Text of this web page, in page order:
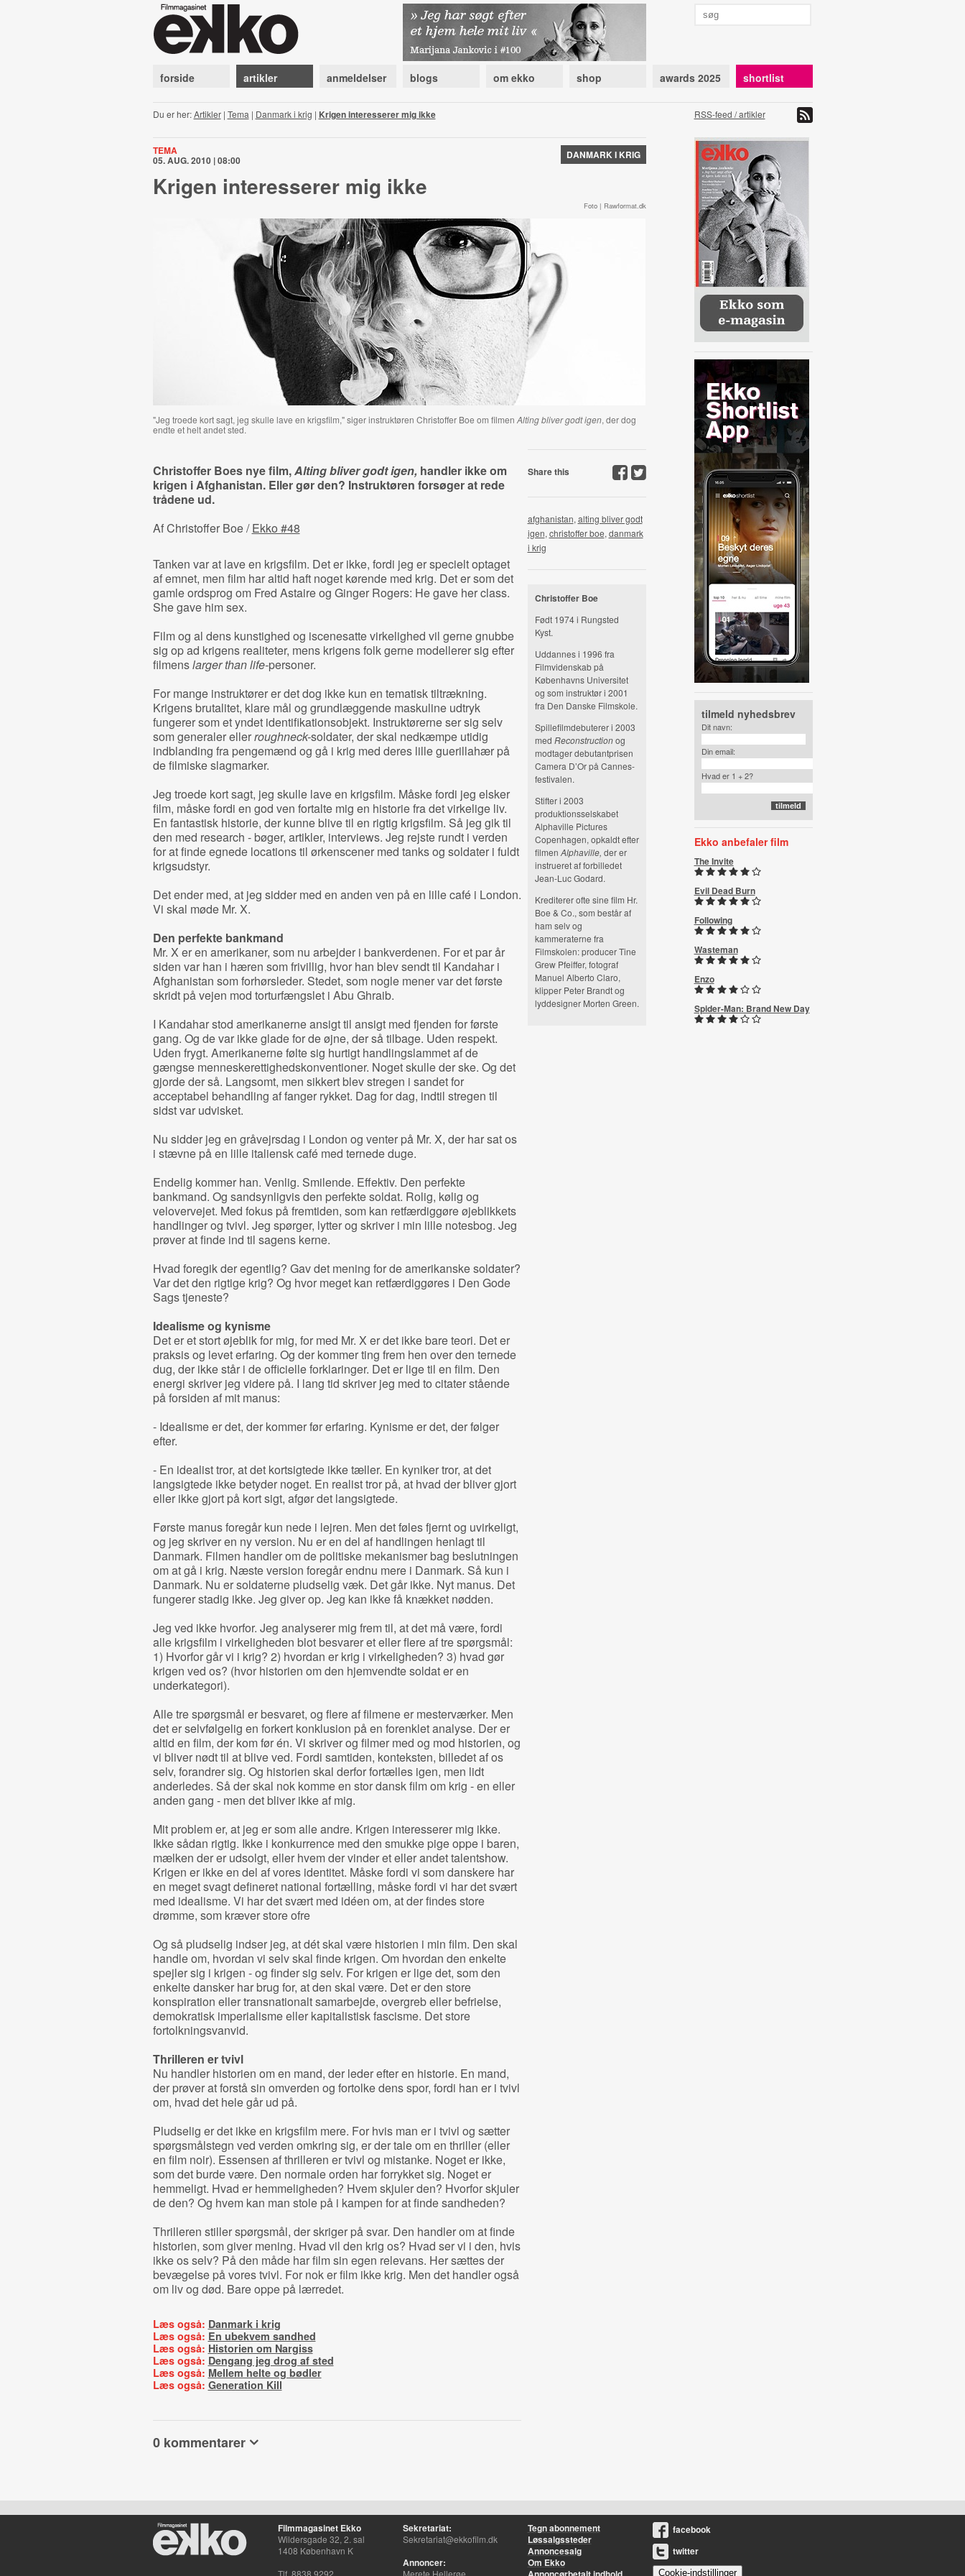
forside artikler anmeldelser blogs om ekko shop awards 2025 shortlist
Du er her:Artikler| Tema | Danmark i krig | Krigen interesserer mig ikke RSS-feed / artikler
DANMARK I KRIG
TEMA
05. AUG. 2010 | 08:00
Krigen interesserer mig ikke
Foto | Rawformat.dk
"Jeg troede kort sagt, jeg skulle lave en krigsfilm," siger instruktøren Christoffer Boe om filmen Alting bliver godt igen, der dog
endte et helt andet sted.
Christoffer Boes nye film,Alting bliver godt igen, handler ikke om
krigen i Afghanistan. Eller gør den? Instruktøren forsøger at rede
trådene ud.
Af Christoffer Boe /Ekko #48
Tanken var at lave en krigsfilm. Det er ikke, fordi jeg er specielt optaget
af emnet, men film har altid haft noget kørende med krig. Det er som det
gamle ordsprog om Fred Astaire og Ginger Rogers: He gave her class.
She gave him sex.
Film og al dens kunstighed og iscenesatte virkelighed vil gerne gnubbe
sig op ad krigens realiteter, mens krigens folk gerne modellerer sig efter
filmenslarger than life-personer.
For mange instruktører er det dog ikke kun en tematisk tiltrækning.
Krigens brutalitet, klare mål og grundlæggende maskuline udtryk
fungerer som et yndet identifikationsobjekt. Instruktørerne ser sig selv
som generaler ellerroughneck-soldater, der skal nedkæmpe utidig
indblanding fra pengemænd og gå i krig med deres lille guerillahær på
de filmiske slagmarker.
Jeg troede kort sagt, jeg skulle lave en krigsfilm. Måske fordi jeg elsker
film, måske fordi en god ven fortalte mig en historie fra det virkelige liv.
En fantastisk historie, der kunne blive til en rigtig krigsfilm. Så jeg gik til
den med research - bøger, artikler, interviews. Jeg rejste rundt i verden
for at finde egnede locations til ørkenscener med tanks og soldater i fuldt
krigsudstyr.
Det ender med, at jeg sidder med en anden ven på en lille café i London.
Vi skal møde Mr. X.
Den perfekte bankmand
Mr. X er en amerikaner, som nu arbejder i bankverdenen. For et par år
siden var han i hæren som frivillig, hvor han blev sendt til Kandahar i
Afghanistan som forhørsleder. Stedet, som nogle mener var det første
skridt på vejen mod torturfængslet i Abu Ghraib.
I Kandahar stod amerikanerne ansigt til ansigt med fjenden for første
gang. Og de var ikke glade for de øjne, der så tilbage. Uden respekt.
Uden frygt. Amerikanerne følte sig hurtigt handlingslammet af de
gængse menneskerettighedskonventioner. Noget skulle der ske. Og det
gjorde der så. Langsomt, men sikkert blev stregen i sandet for
acceptabel behandling af fanger rykket. Dag for dag, indtil stregen til
sidst var udvisket.
Nu sidder jeg en gråvejrsdag i London og venter på Mr. X, der har sat os
i stævne på en lille italiensk café med ternede duge.
Endelig kommer han. Venlig. Smilende. Effektiv. Den perfekte
bankmand. Og sandsynligvis den perfekte soldat. Rolig, kølig og
velovervejet. Med fokus på fremtiden, som kan retfærdiggøre øjeblikkets
handlinger og tvivl. Jeg spørger, lytter og skriver i min lille notesbog. Jeg
prøver at finde ind til sagens kerne.
Hvad foregik der egentlig? Gav det mening for de amerikanske soldater?
Var det den rigtige krig? Og hvor meget kan retfærdiggøres i Den Gode
Sags tjeneste?
Idealisme og kynisme
Det er et stort øjeblik for mig, for med Mr. X er det ikke bare teori. Det er
praksis og levet erfaring. Og der kommer ting frem hen over den ternede
dug, der ikke står i de officielle forklaringer. Det er lige til en film. Den
energi skriver jeg videre på. I lang tid skriver jeg med to citater stående
på forsiden af mit manus:
- Idealisme er det, der kommer før erfaring. Kynisme er det, der følger
efter.
- En idealist tror, at det kortsigtede ikke tæller. En kyniker tror, at det
langsigtede ikke betyder noget. En realist tror på, at hvad der bliver gjort
eller ikke gjort på kort sigt, afgør det langsigtede.
Første manus foregår kun nede i lejren. Men det føles fjernt og uvirkeligt,
og jeg skriver en ny version. Nu er en del af handlingen henlagt til
Danmark. Filmen handler om de politiske mekanismer bag beslutningen
om at gå i krig. Næste version foregår endnu mere i Danmark. Så kun i
Danmark. Nu er soldaterne pludselig væk. Det går ikke. Nyt manus. Det
fungerer stadig ikke. Jeg giver op. Jeg kan ikke få knækket nødden.
Jeg ved ikke hvorfor. Jeg analyserer mig frem til, at det må være, fordi
alle krigsfilm i virkeligheden blot besvarer et eller flere af tre spørgsmål:
1) Hvorfor går vi i krig? 2) hvordan er krig i virkeligheden? 3) hvad gør
krigen ved os? (hvor historien om den hjemvendte soldat er en
underkategori).
Alle tre spørgsmål er besvaret, og flere af filmene er mesterværker. Men
det er selvfølgelig en forkert konklusion på en forenklet analyse. Der er
altid en film, der kom før én. Vi skriver og filmer med og mod historien, og
vi bliver nødt til at blive ved. Fordi samtiden, konteksten, billedet af os
selv, forandrer sig. Og historien skal derfor fortælles igen, men lidt
anderledes. Så der skal nok komme en stor dansk film om krig - en eller
anden gang - men det bliver ikke af mig.
Mit problem er, at jeg er som alle andre. Krigen interesserer mig ikke.
Ikke sådan rigtig. Ikke i konkurrence med den smukke pige oppe i baren,
mælken der er udsolgt, eller hvem der vinder et eller andet talentshow.
Krigen er ikke en del af vores identitet. Måske fordi vi som danskere har
en meget svagt defineret national fortælling, måske fordi vi har det svært
med idealisme. Vi har det svært med idéen om, at der findes store
drømme, som kræver store ofre
Og så pludselig indser jeg, at dét skal være historien i min film. Den skal
handle om, hvordan vi selv skal finde krigen. Om hvordan den enkelte
spejler sig i krigen - og finder sig selv. For krigen er lige det, som den
enkelte dansker har brug for, at den skal være. Det er den store
konspiration eller transnationalt samarbejde, overgreb eller befrielse,
demokratisk imperialisme eller kapitalistisk fascisme. Det store
fortolkningsvanvid.
Thrilleren er tvivl
Nu handler historien om en mand, der leder efter en historie. En mand,
der prøver at forstå sin omverden og fortolke dens spor, fordi han er i tvivl
om, hvad det hele går ud på.
Pludselig er det ikke en krigsfilm mere. For hvis man er i tvivl og sætter
spørgsmålstegn ved verden omkring sig, er der tale om en thriller (eller
en film noir). Essensen af thrilleren er tvivl og mistanke. Noget er ikke,
som det burde være. Den normale orden har forrykket sig. Noget er
hemmeligt. Hvad er hemmeligheden? Hvem skjuler den? Hvorfor skjuler
de den? Og hvem kan man stole på i kampen for at finde sandheden?
Thrilleren stiller spørgsmål, der skriger på svar. Den handler om at finde
historien, som giver mening. Hvad vil den krig os? Hvad ser vi i den, hvis
ikke os selv? På den måde har film sin egen relevans. Her sættes der
bevægelse på vores tvivl. For nok er film ikke krig. Men det handler også
om liv og død. Bare oppe på lærredet.
Læs også: Danmark i krig
Læs også: En ubekvem sandhed
Læs også: Historien om Nargiss
Læs også: Dengang jeg drog af sted
Læs også: Mellem helte og bødler
Læs også: Generation Kill
0 kommentarer
Share this
afghanistan, alting bliver godt
igen, christoffer boe, danmark
i krig
Christoffer Boe
Født 1974 i Rungsted
Kyst.
Uddannes i 1996 fra
Filmvidenskab på
Københavns Universitet
og som instruktør i 2001
fra Den Danske Filmskole.
Spillefilmdebuterer i 2003
med Reconstructionog
modtager debutantprisen
Camera D’Or på Cannes-
festivalen.
Stifter i 2003
produktionsselskabet
Alphaville Pictures
Copenhagen, opkaldt efter
filmen Alphaville, der er
instrueret af forbilledet
Jean-Luc Godard.
Krediterer ofte sine film Hr.
Boe & Co., som består af
ham selv og
kammeraterne fra
Filmskolen: producer Tine
Grew Pfeiffer, fotograf
Manuel Alberto Claro,
klipper Peter Brandt og
lyddesigner Morten Green.
tilmeld nyhedsbrev
Dit navn:
Din email:
Hvad er 1 + 2?
Ekko anbefaler film
The Invite
Evil Dead Burn
Following
Wasteman
Enzo
Spider-Man: Brand New Day
Filmmagasinet Ekko
Wildersgade 32, 2. sal
1408 København K
Tlf. 8838 9292
Sekretariat:
Sekretariat@ekkofilm.dk
Annoncer:
Merete Hellerøe
Tegn abonnement
Løssalgssteder
Annoncesalg
Om Ekko
facebook
twitter
Cookie-indstillinger